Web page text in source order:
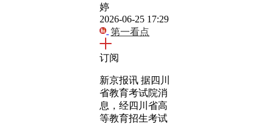
婷
2026-06-25 17:29
第一看点
订阅
新京报讯 据四川
省教育考试院消
息，经四川省高
等教育招生考试